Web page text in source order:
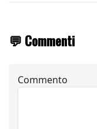
💬 Commenti